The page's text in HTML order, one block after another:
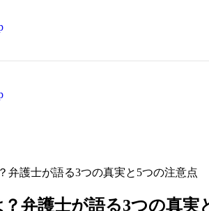
弁護士が語る3つの真実と5つの注意点
弁護士が語る3つの真実